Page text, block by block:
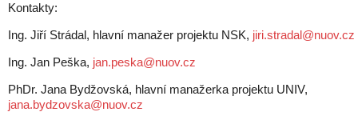
Kontakty:
Ing. Jiří Strádal, hlavní manažer projektu NSK, jiri.stradal@nuov.cz
Ing. Jan Peška, jan.peska@nuov.cz
PhDr. Jana Bydžovská, hlavní manažerka projektu UNIV,
jana.bydzovska@nuov.cz